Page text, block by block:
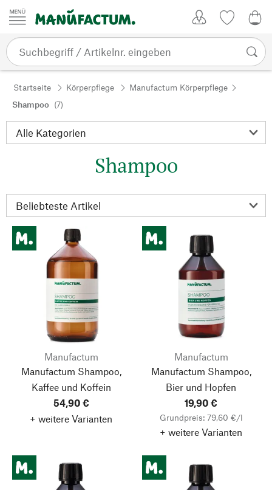
Zum Inhalt springen
Startseite Körperpflege
Manufactum Körperpflege
Shampoo (7)
Shampoo
Manufactum
Manufactum Shampoo,
Kaffee und Koffein
54,90 €
+ weitere Varianten
Manufactum
Manufactum Shampoo,
Bier und Hopfen
19,90 €
Grundpreis: 79,60 €/l
+ weitere Varianten